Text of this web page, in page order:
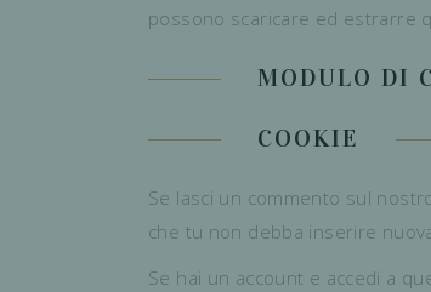
possono scaricare ed estrarre
MODULO DI
COOKIE
Se lasci un commento sul
che tu non debba inserire
Se hai un account e accedi a